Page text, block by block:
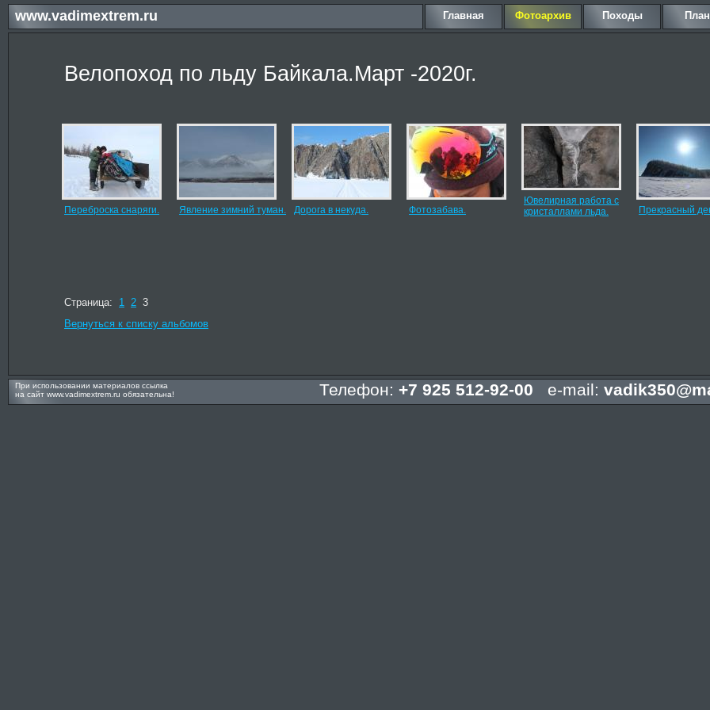
www.vadimextrem.ru Главная Фотоархив Походы
Велопоход по льду Байкала.Март -2020г.
Переброска снаряги. Явление зимний туман. Дорога в некуда. Фотозабава.
Ювелирная работа с
кристаллами льда.
Прекрасный
Страница: 1 2 3
Вернуться к списку альбомов
При использовании материалов ссылка
на сайт www.vadimextrem.ru обязательна! Телефон: +7 925 512-92-00 e-mail: